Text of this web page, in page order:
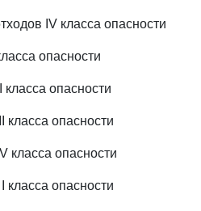
IV класса опасности
опасности
опасности
класса опасности
класса опасности
класса опасности